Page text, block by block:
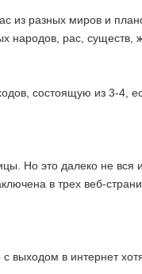
из разных миров и
народов, рас, существ,
состоящую из 3-4,
Но это далеко не вся
в трех веб-
выходом в интернет